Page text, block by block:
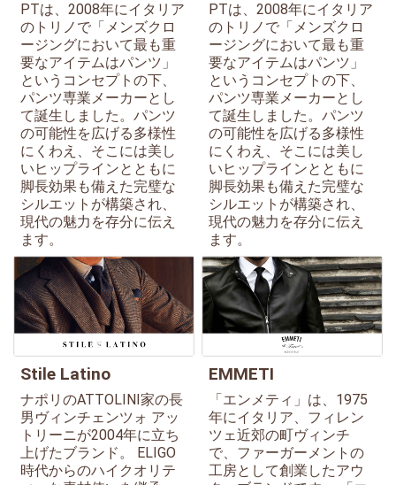
PTは、2008年にイタリア
のトリノで「メンズクロ
ージングにおいて最も重
要なアイテムはパンツ」
というコンセプトの下、
パンツ専業メーカーとし
て誕生しました。パンツ
の可能性を広げる多様性
にくわえ、そこには美し
いヒップラインとともに
脚長効果も備えた完璧な
シルエットが構築され、
現代の魅力を存分に伝え
ます。
PTは、2008年にイタリア
のトリノで「メンズクロ
ージングにおいて最も重
要なアイテムはパンツ」
というコンセプトの下、
パンツ専業メーカーとし
て誕生しました。パンツ
の可能性を広げる多様性
にくわえ、そこには美し
いヒップラインとともに
脚長効果も備えた完璧な
シルエットが構築され、
現代の魅力を存分に伝え
ます。
Stile Latino
ナポリのATTOLINI家の長
男ヴィンチェンツォ アッ
トリーニが2004年に立ち
上げたブランド。 ELIGO
時代からのハイクオリテ
EMMETI
「エンメティ」は、1975
年にイタリア、フィレン
ツェ近郊の町ヴィンチ
で、ファーガーメントの
工房として創業したアウ